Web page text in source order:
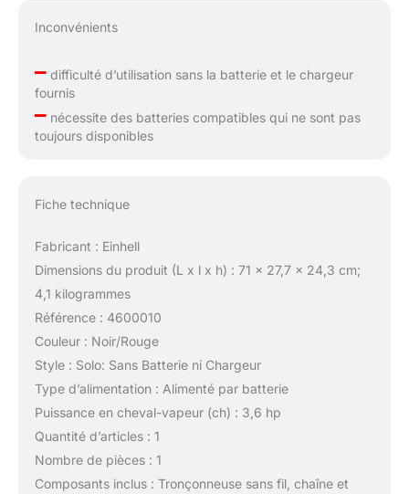
Inconvénients
–difficulté d’utilisation sans la batterie et le chargeur
fournis
–nécessite des batteries compatibles qui ne sont pas
toujours disponibles
Fiche technique
Fabricant : Einhell
Dimensions du produit (L x l x h) : 71 x 27,7 x 24,3 cm;
4,1 kilogrammes
Référence : 4600010
Couleur : Noir/Rouge
Style : Solo: Sans Batterie ni Chargeur
Type d’alimentation : Alimenté par batterie
Puissance en cheval-vapeur (ch) : 3,6 hp
Quantité d’articles : 1
Nombre de pièces : 1
Composants inclus : Tronçonneuse sans fil, chaîne et